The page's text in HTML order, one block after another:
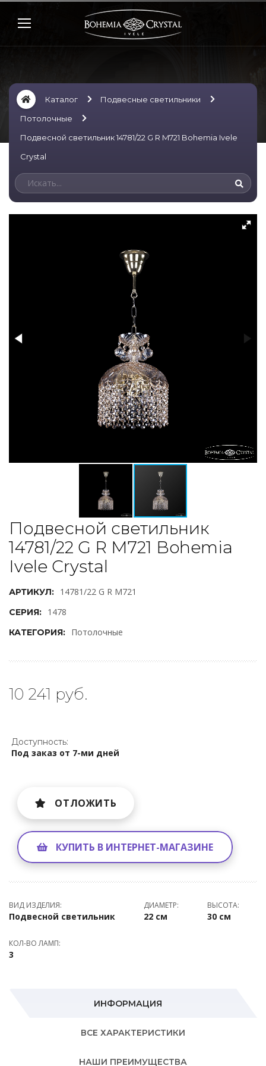
Каталог
Подвесные светильники
Потолочные
Подвесной светильник 14781/22 G R M721 Bohemia Ivele
Crystal
Подвесной светильник
14781/22 G R M721 Bohemia
Ivele Crystal
АРТИКУЛ: 14781/22 G R M721
СЕРИЯ: 1478
КАТЕГОРИЯ: Потолочные
10 241 руб.
Доступность:
Под заказ от 7-ми дней
ОТЛОЖИТЬ
КУПИТЬ В ИНТЕРНЕТ-МАГАЗИНЕ
ВИД ИЗДЕЛИЯ:
Подвесной светильник
ДИАМЕТР:
22 см
ВЫСОТА:
30 см
КОЛ-ВО ЛАМП:
3
ИНФОРМАЦИЯ
ВСЕ ХАРАКТЕРИСТИКИ
НАШИ ПРЕИМУЩЕСТВА